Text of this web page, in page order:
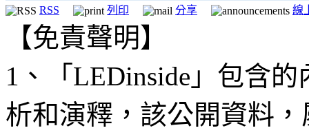
RSS
列印 分享 線
【免責聲明】
1、「LEDinside」包含
析和演釋，該公開資料